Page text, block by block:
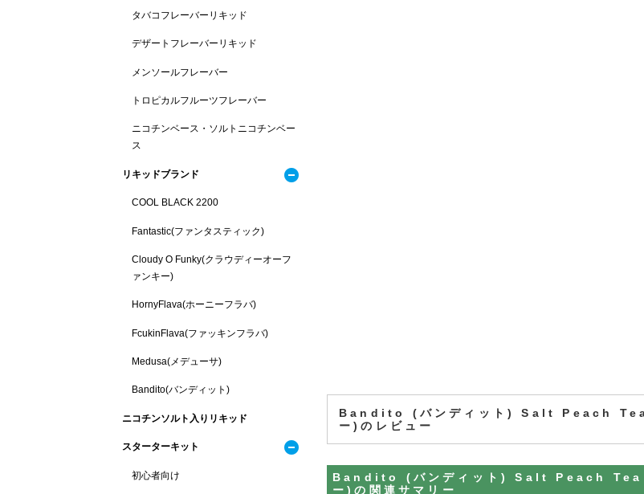
Bandito (バンディット) Salt Peach Tea
ー)のレビュー
Bandito (バンディット) Salt Peach Tea
ー)の関連サマリー
タバコフレーバーリキッド
デザートフレーバーリキッド
メンソールフレーバー
トロピカルフルーツフレーバー
ニコチンベース・ソルトニコチンベー
ス
リキッドブランド
COOL BLACK 2200
Fantastic(ファンタスティック)
Cloudy O Funky(クラウディーオーフ
ァンキー)
HornyFlava(ホーニーフラバ)
FcukinFlava(ファッキンフラバ)
Medusa(メデューサ)
Bandito(バンディット)
ニコチンソルト入りリキッド
スターターキット
初心者向け